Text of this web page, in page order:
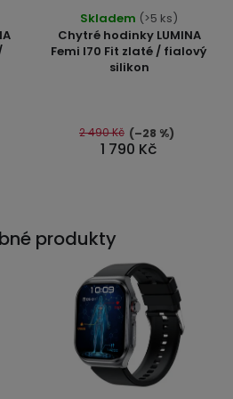
Chytré hodinky LUMINA
Femi I70 Fit zlaté / fialový
silikon
hodnocení
produktu
je
5
hvězdiček.
Skladem (>5 ks)
1 790 Kč
2 490 Kč (–28 %)
produkty